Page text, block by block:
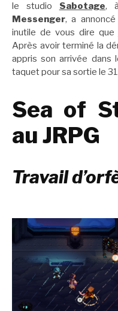
le studio Sabotage,
Messenger, a annoncé
inutile de vous dire que
Après avoir terminé la
appris son arrivée dans
taquet pour sa sortie le
Sea of
au JRPG
Travail